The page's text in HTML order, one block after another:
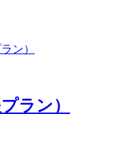
ラン）